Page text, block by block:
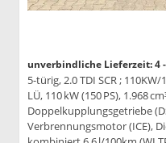
unverbindliche Lieferzeit: 4
5-türig, 2.0 TDI SCR ; 110KW/
LÜ, 110 kW (150 PS), 1.968
Doppelkupplungsgetriebe
Verbrennungsmotor (ICE),